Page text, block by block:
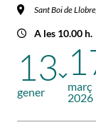
Sant Boi de
A les 10.00 h.
13
gener
març
2026